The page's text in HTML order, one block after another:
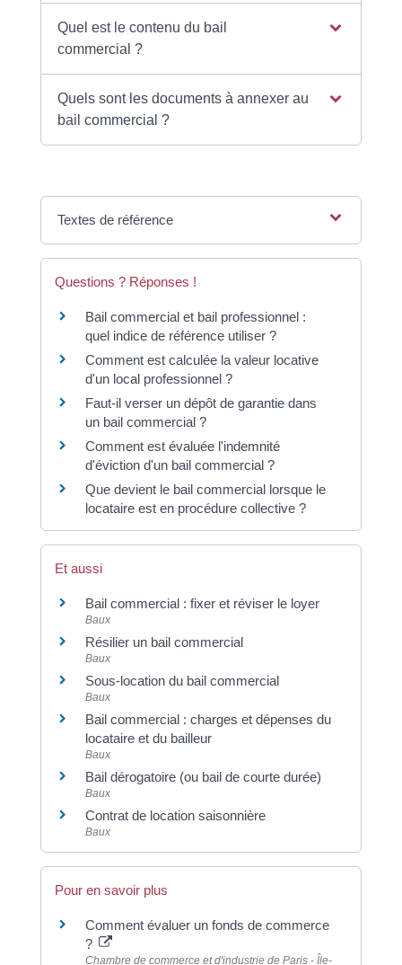
Quel est le contenu du bail
commercial ?
Quels sont les documents à annexer au
bail commercial ?
Textes de référence
Questions ? Réponses !
Bail commercial et bail professionnel :
quel indice de référence utiliser ?
Comment est calculée la valeur locative
d'un local professionnel ?
Faut-il verser un dépôt de garantie dans
un bail commercial ?
Comment est évaluée l'indemnité
d'éviction d'un bail commercial ?
Que devient le bail commercial lorsque le
locataire est en procédure collective ?
Et aussi
Bail commercial : fixer et réviser le loyer
Baux
Résilier un bail commercial
Baux
Sous-location du bail commercial
Baux
Bail commercial : charges et dépenses du
locataire et du bailleur
Baux
Bail dérogatoire (ou bail de courte durée)
Baux
Contrat de location saisonnière
Baux
Pour en savoir plus
Comment évaluer un fonds de commerce
?
Chambre de commerce et d'industrie de Paris - Île-